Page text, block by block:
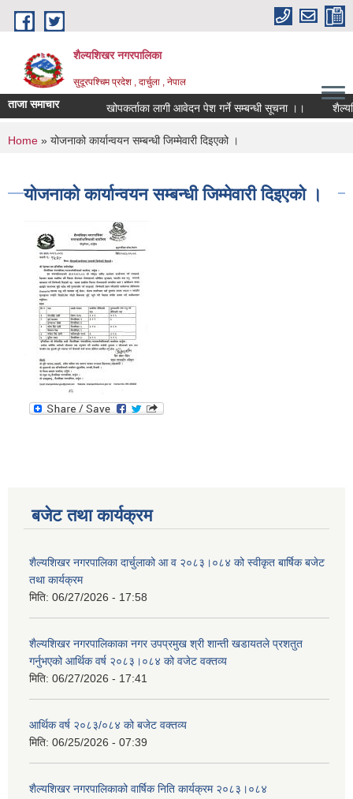
Skip to main content
शैल्यशिखर नगरपालिका
सुदूरपश्चिम प्रदेश , दार्चुला , नेपाल
ताजा समाचार खोपकर्ताका लागी आवेदन पेश गर्ने सम्बन्धी सूचना ।।
You are here
Home » योजनाको कार्यान्वयन सम्बन्धी जिम्मेवारी दिइएको ।
योजनाको कार्यान्वयन सम्बन्धी जिम्मेवारी दिइएको ।
बजेट तथा कार्यक्रम
शैल्यशिखर नगरपालिका दार्चुलाको आ व २०८३।०८४ को स्वीकृत बार्षिक बजेट
तथा कार्यक्रम
मिति: 06/27/2026 - 17:58
शैल्यशिखर नगरपालिकाका नगर उपप्रमुख श्री शान्ती खडायतले प्रशतुत
गर्नुभएको आर्थिक वर्ष २०८३।०८४ को वजेट वक्तव्य
मिति: 06/27/2026 - 17:41
आर्थिक वर्ष २०८३/०८४ को बजेट वक्तव्य
मिति: 06/25/2026 - 07:39
शैल्यशिखर नगरपालिकाको वार्षिक निति कार्यक्रम २०८३।०८४